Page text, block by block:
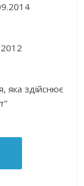
яка здійснює